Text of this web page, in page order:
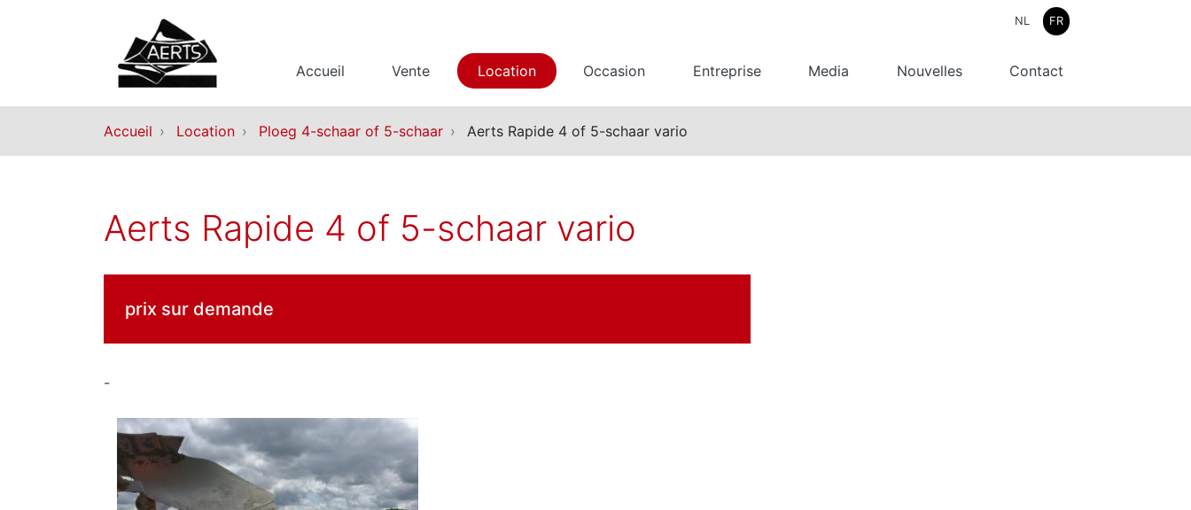
NL FR
Accueil Vente Location Occasion Entreprise Media Nouvelles Contact
Accueil Location Ploeg 4-schaar of 5-schaar Aerts Rapide 4 of 5-schaar vario
Aerts Rapide 4 of 5-schaar vario
prix sur demande
-